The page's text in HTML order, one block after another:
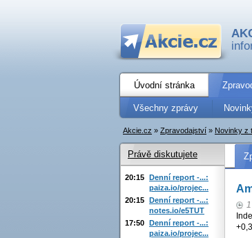
Úvodní stránka
Všechny zprávy
Akcie.cz » Zpravodajství » Novinky z
Právě diskutujete
20:15 Denní report -...:
paiza.io/projec...
20:15 Denní report -...:
notes.io/e5TUT
17:50 Denní report -...:
paiza.io/projec...